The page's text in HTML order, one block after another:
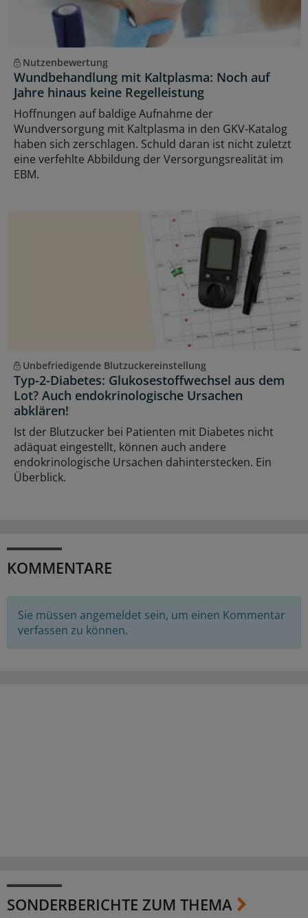
Nutzenbewertung
Wundbehandlung mit Kaltplasma: Noch auf
Jahre hinaus keine Regelleistung
Hoffnungen auf baldige Aufnahme der
Wundversorgung mit Kaltplasma in den GKV-Katalog
haben sich zerschlagen. Schuld daran ist nicht zuletzt
eine verfehlte Abbildung der Versorgungsrealität im
EBM.
Unbefriedigende Blutzuckereinstellung
Typ-2-Diabetes: Glukosestoffwechsel aus dem
Lot? Auch endokrinologische Ursachen
abklären!
Ist der Blutzucker bei Patienten mit Diabetes nicht
adäquat eingestellt, können auch andere
endokrinologische Ursachen dahinterstecken. Ein
Überblick.
KOMMENTARE
Sie müssen angemeldet sein, um einen Kommentar
verfassen zu können.
SONDERBERICHTE ZUM THEMA